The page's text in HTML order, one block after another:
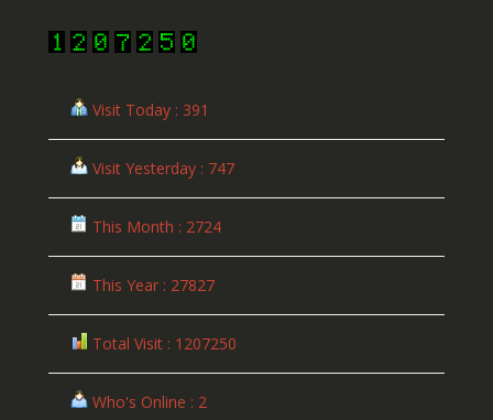
Visit Today : 391
Visit Yesterday : 747
This Month : 2724
This Year : 27827
Total Visit : 1207250
Who's Online : 2